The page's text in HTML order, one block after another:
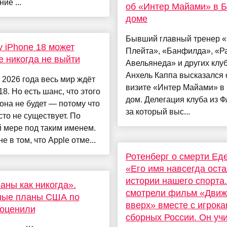
...
iPhone 18 может
никогда не выйти
года весь мир ждёт
Но есть шанс, что этого
не будет — потому что
не существует. По
мере под таким именем.
в том, что Apple отме...
как никогда».
планы США по
об «Интер Майами» в
доме
Бывший главный тренер
Плейта», «Банфилда»,
Авельянеда» и других
Анхель Каппа высказался
визите «Интер Майами»
дом. Делегация клуба из
за который выс...
Ротенберг о смерти
«Его имя навсегда
истории нашего
смотрели фильм
вверх» вместе с
сборных России. Он